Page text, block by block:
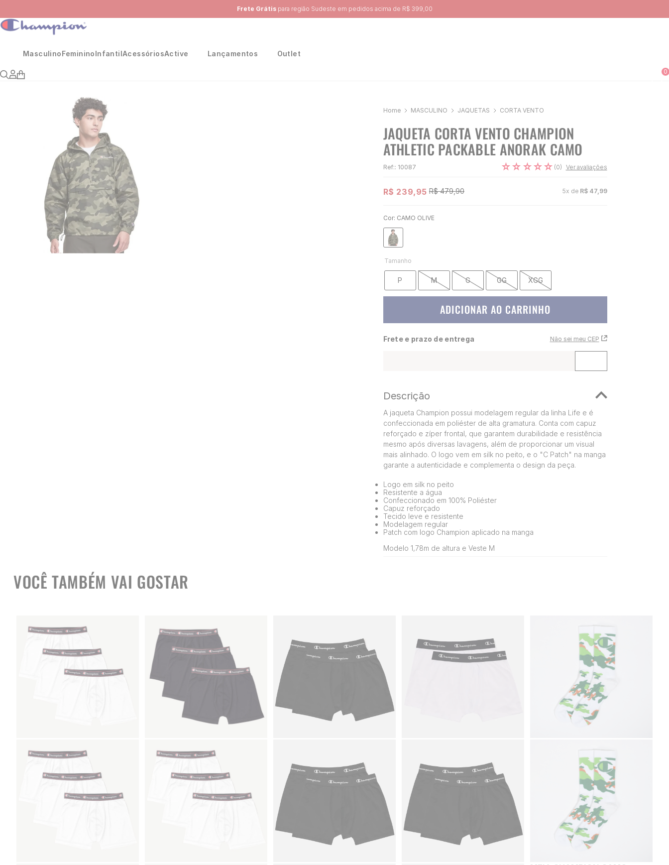
Ganhe 10% na primeira compra, utilizando o cupom: PRIMEIRA10
MasculinoFemininoInfantilAcessóriosActive Lançamentos Outlet
0
MASCULINO JAQUETAS CORTA VENTO
JAQUETA CORTA VENTO CHAMPION
ATHLETIC PACKABLE ANORAK CAMO
Ref:: 10087 ☆☆ ☆☆☆ (0) Ver avaliações
R$ 239,95 R$ 479,90 5x de R$ 47, 99
Cor: CAMO OLIVE
Tamanho
P M G GG XGG
ADICIONAR AO CARRINHO
Frete e prazo de entrega Não sei meu CEP
Descrição
A jaqueta Champion possui modelagem regular da linha Life e é
confeccionada em poliéster de alta gramatura. Conta com capuz
reforçado e zíper frontal, que garantem durabilidade e resistência
mesmo após diversas lavagens, além de proporcionar um visual
mais alinhado. O logo vem em silk no peito, e o "C Patch" na manga
garante a autenticidade e complementa o design da peça.
Logo em silk no peito
Resistente a água
Confeccionado em 100% Poliéster
Capuz reforçado
Tecido leve e resistente
Modelagem regular
Patch com logo Champion aplicado na manga
Modelo 1,78m de altura e Veste M
VOCÊ TAMBÉM VAI GOSTAR